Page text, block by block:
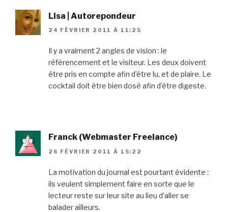
Lisa | Autorepondeur
24 FÉVRIER 2011 À 11:25
Il y a vraiment 2 angles de vision : le
référencement et le visiteur. Les deux doivent
être pris en compte afin d’être lu, et de plaire. Le
cocktail doit être bien dosé afin d’être digeste.
Franck (Webmaster Freelance)
26 FÉVRIER 2011 À 15:22
La motivation du journal est pourtant évidente :
ils veulent simplement faire en sorte que le
lecteur reste sur leur site au lieu d’aller se
balader ailleurs.